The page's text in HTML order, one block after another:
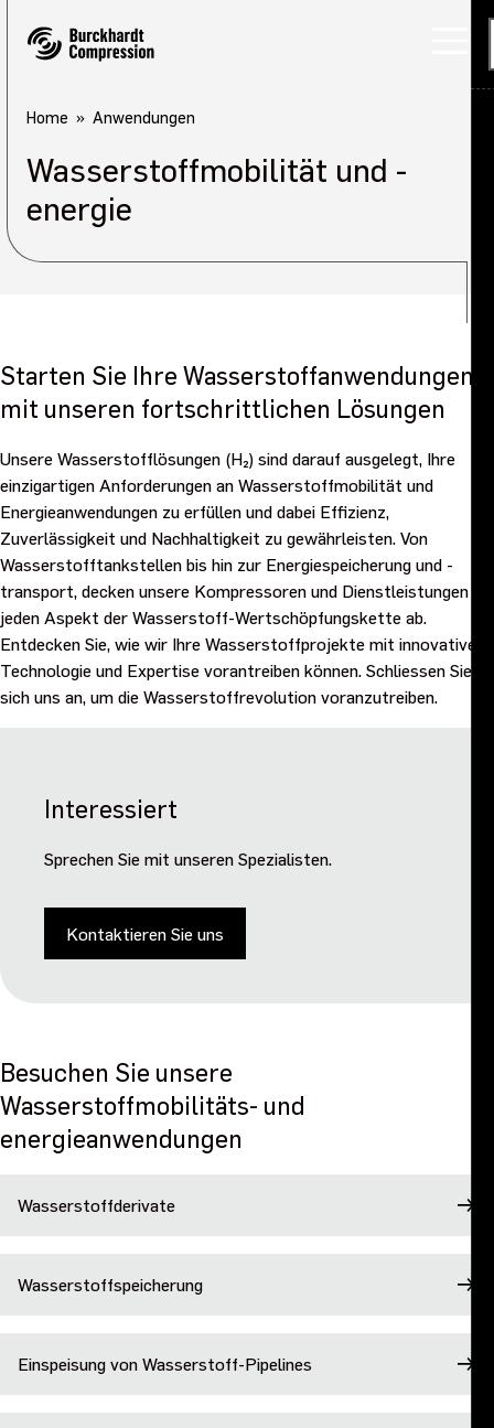
Home Anwendungen
Wasserstoffmobilität und -
energie
Starten Sie Ihre Wasserstoffanwendungen
mit unseren fortschrittlichen Lösungen
Unsere Wasserstofflösungen (H₂) sind darauf ausgelegt, Ihre
einzigartigen Anforderungen an Wasserstoffmobilität und
Energieanwendungen zu erfüllen und dabei Effizienz,
Zuverlässigkeit und Nachhaltigkeit zu gewährleisten. Von
Wasserstofftankstellen bis hin zur Energiespeicherung und -
transport, decken unsere Kompressoren und Dienstleistungen
jeden Aspekt der Wasserstoff-Wertschöpfungskette ab.
Entdecken Sie, wie wir Ihre Wasserstoffprojekte mit innovativer
Technologie und Expertise vorantreiben können. Schliessen Sie
sich uns an, um die Wasserstoffrevolution voranzutreiben.
Interessiert
Sprechen Sie mit unseren Spezialisten.
Kontaktieren Sie uns
Besuchen Sie unsere
Wasserstoffmobilitäts- und
energieanwendungen
Wasserstoffderivate
Wasserstoffspeicherung
Einspeisung von Wasserstoff-Pipelines